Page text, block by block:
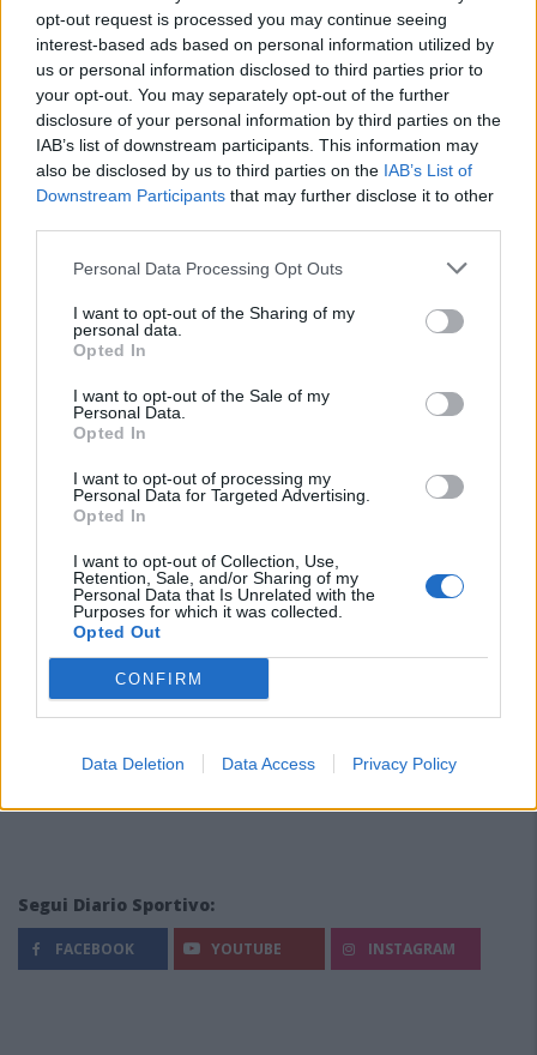
opt-out request is processed you may continue seeing
interest-based ads based on personal information utilized by
us or personal information disclosed to third parties prior to
your opt-out. You may separately opt-out of the further
disclosure of your personal information by third parties on the
IAB’s list of downstream participants. This information may
also be disclosed by us to third parties on the IAB’s List of
Downstream Participants that may further disclose it to other
Personal Data Processing Opt Outs
I want to opt-out of the Sharing of my
personal data.
Opted In
I want to opt-out of the Sale of my
Personal Data.
Opted In
I want to opt-out of processing my
Personal Data for Targeted Advertising.
Opted In
I want to opt-out of Collection, Use,
Retention, Sale, and/or Sharing of my
Personal Data that Is Unrelated with the
Purposes for which it was collected.
Opted Out
CONFIRM
Data Deletion Data Access Privacy Policy
Il Latte Dolce prende Dumani dalla Torres,
Mascia, Sorgente, Lopes, Limberti e Cherchi
gli altri acquisti
8 Ago 2026
Il Monastir riparte dai pilastri Masia, Pinna e
Aloia, il primo acquisto è Loru
7 Ago 2026
L'Ilva si completa con Markic, Contucci,
7 Ago 2026
giocatori della scorsa stagione
Segui Diario Sportivo:
FACEBOOK YOUTUBE INSTAGRAM